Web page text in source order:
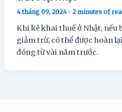
4 tháng 09, 2024 •2 minutes of
Khi kê khai thuế ở Nhật, nếu
giảm trừ, có thể được hoàn
đóng từ vài năm trước.